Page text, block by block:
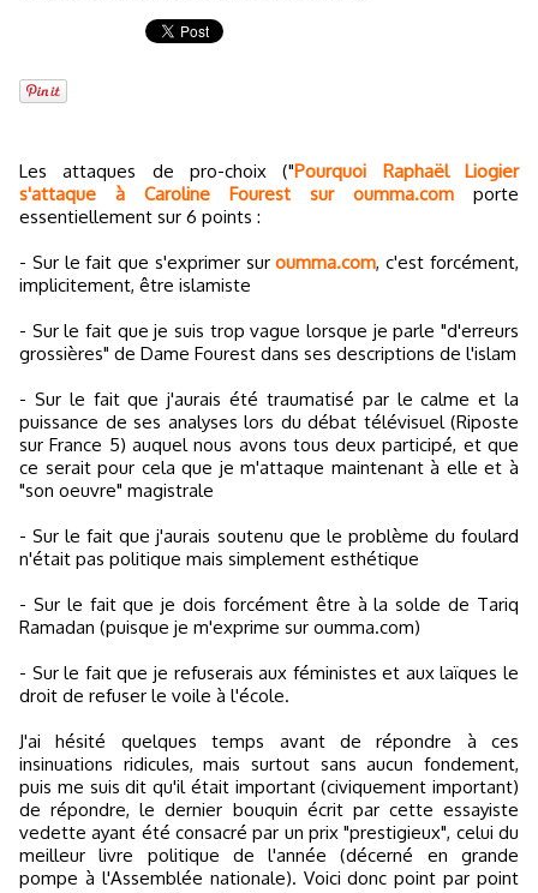
Les attaques de pro-choix ("Pourquoi Raphaël Liogier
s'attaque à Caroline Fourest sur oumma.com porte
essentiellement sur 6 points :
- Sur le fait que s'exprimer suroumma.com, c'est forcément,
implicitement, être islamiste
- Sur le fait que je suis trop vague lorsque je parle "d'erreurs
grossières" de Dame Fourest dans ses descriptions de l'islam
- Sur le fait que j'aurais été traumatisé par le calme et la
puissance de ses analyses lors du débat télévisuel (Riposte
sur France 5) auquel nous avons tous deux participé, et que
ce serait pour cela que je m'attaque maintenant à elle et à
"son oeuvre" magistrale
- Sur le fait que j'aurais soutenu que le problème du foulard
n'était pas politique mais simplement esthétique
- Sur le fait que je dois forcément être à la solde de Tariq
Ramadan (puisque je m'exprime sur oumma.com)
- Sur le fait que je refuserais aux féministes et aux laïques le
droit de refuser le voile à l'école.
J'ai hésité quelques temps avant de répondre à ces
insinuations ridicules, mais surtout sans aucun fondement,
puis me suis dit qu'il était important (civiquement important)
de répondre, le dernier bouquin écrit par cette essayiste
vedette ayant été consacré par un prix "prestigieux", celui du
meilleur livre politique de l'année (décerné en grande
pompe à l'Assemblée nationale). Voici donc point par point